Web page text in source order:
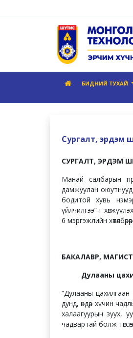
БИДНИЙ ТУХАЙ
Сургалт, эрдэм
СУРГАЛТ, ЭРДЭМ
Манай салбарын
дамжуулан
бодитой хувь
үйлчилгээ”-г
6 мэргэжлийн
БАКАЛАВР,
Дулааны
“Дулааны
дунд, өндөр хүчин
халаагуурын зуух,
чадвартай болж